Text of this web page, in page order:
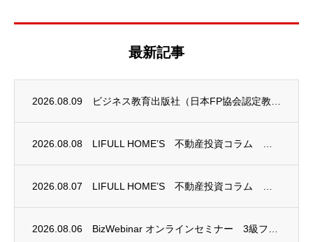
最新記事
2026.08.09
2026.08.08
2026.08.07
2026.08.06